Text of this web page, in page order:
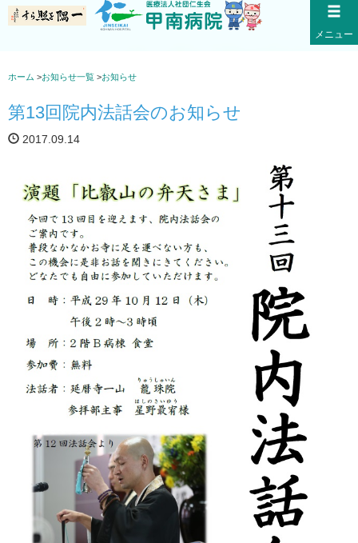
メニュー
お知らせ
ホーム >お知らせ一覧 >お知らせ
第13回院内法話会のお知らせ
2017.09.14